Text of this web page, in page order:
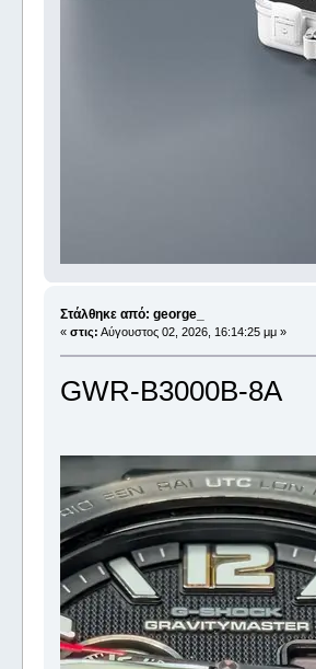
Στάλθηκε από: george_
« στις: Αύγουστος 02, 2026, 16:14:25 μμ »
GWR-B3000B-8A